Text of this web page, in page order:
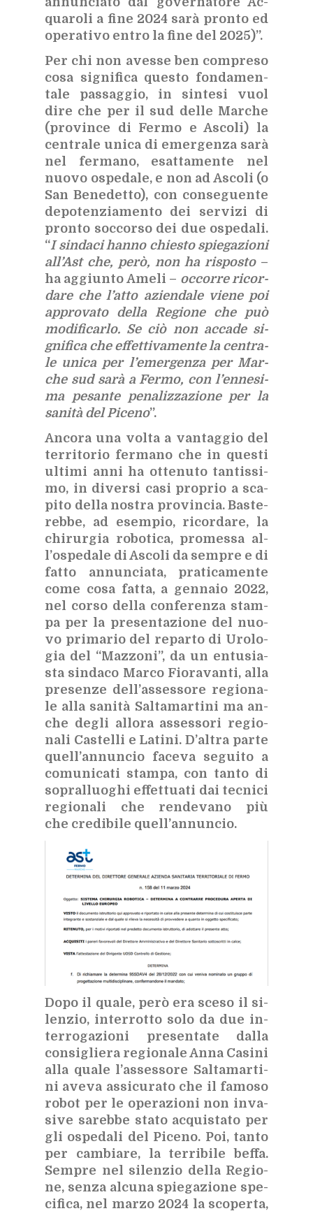
qua­ro­li a fine 2024 sarà pron­to ed
ope­ra­ti­vo en­tro la fine del 2025)”.
Per chi non aves­se ben com­pre­so
cosa si­gni­fi­ca que­sto fon­da­men­
ta­le pas­sag­gio, in sin­te­si vuol
dire che per il sud del­le Mar­che
(pro­vin­ce di Fer­mo e Asco­li) la
cen­tra­le uni­ca di emer­gen­za sarà
nel fer­ma­no, esat­ta­men­te nel
nuo­vo ospe­da­le, e non ad Asco­li (o
San Be­ne­det­to), con con­se­guen­te
de­po­ten­zia­men­to dei ser­vi­zi di
pron­to soc­cor­so dei due ospe­da­li.
“I sin­da­ci han­no chie­sto spie­ga­zio­ni
al­l’A­st che, però, non ha ri­spo­sto–
ha ag­giun­to Ame­li – oc­cor­re ri­cor­
da­re che l’at­to azien­da­le vie­ne poi
ap­pro­va­to del­la Re­gio­ne che può
mo­di­fi­car­lo. Se ciò non ac­ca­de si­
gni­fi­ca che ef­fet­ti­va­men­te la cen­tra­
le uni­ca per l’e­mer­gen­za per Mar­
che sud sarà a Fer­mo, con l’en­ne­si­
ma pe­san­te pe­na­liz­za­zio­ne per la
sa­ni­tà del Pi­ce­no”.
An­co­ra una vol­ta a van­tag­gio del
ter­ri­to­rio fer­ma­no che in que­sti
ul­ti­mi anni ha ot­te­nu­to tan­tis­si­
mo, in di­ver­si casi pro­prio a sca­
pi­to del­la no­stra pro­vin­cia. Ba­ste­
reb­be, ad esem­pio, ri­cor­da­re, la
chi­rur­gia ro­bo­ti­ca, pro­mes­sa al­
l’o­spe­da­le di Asco­li da sem­pre e di
fat­to an­nun­cia­ta, pra­ti­ca­men­te
come cosa fat­ta, a gen­na­io 2022,
nel cor­so del­la con­fe­ren­za stam­
pa per la pre­sen­ta­zio­ne del nuo­
vo pri­ma­rio del re­par­to di Uro­lo­
gia del “Maz­zo­ni”, da un en­tu­sia­
sta sin­da­co Mar­co Fio­ra­van­ti, alla
pre­sen­ze del­l’as­ses­so­re re­gio­na­
le alla sa­ni­tà Sal­ta­mar­ti­ni ma an­
che de­gli al­lo­ra as­ses­so­ri re­gio­
na­li Ca­stel­li e La­ti­ni. D’al­tra par­te
quel­l’an­nun­cio fa­ce­va se­gui­to a
co­mu­ni­ca­ti stam­pa, con tan­to di
so­pral­luo­ghi ef­fet­tua­ti dai tec­ni­ci
re­gio­na­li che ren­de­va­no più
che cre­di­bi­le quel­l’an­nun­cio.
Dopo il qua­le, però era sce­so il si­
len­zio, in­ter­rot­to solo da due in­
ter­ro­ga­zio­ni pre­sen­ta­te dal­la
con­si­glie­ra re­gio­na­le Anna Ca­si­ni
alla qua­le l’as­ses­so­re Sal­ta­mar­ti­
ni ave­va as­si­cu­ra­to che il fa­mo­so
ro­bot per le ope­ra­zio­ni non in­va­
si­ve sa­reb­be sta­to ac­qui­sta­to per
gli ospe­da­li del Pi­ce­no. Poi, tan­to
per cam­bia­re, la ter­ri­bi­le bef­fa.
Sem­pre nel si­len­zio del­la Re­gio­
ne, sen­za al­cu­na spie­ga­zio­ne spe­
ci­fi­ca, nel mar­zo 2024 la sco­per­ta,